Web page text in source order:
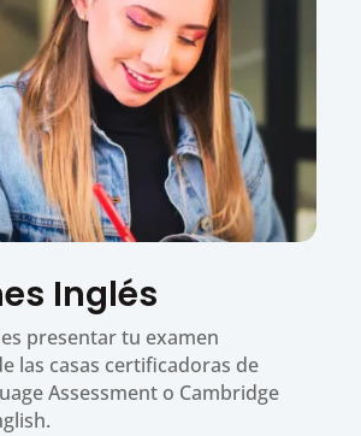
Inglés
presentar tu examen
las casas certificadoras de
Assessment o Cambridge